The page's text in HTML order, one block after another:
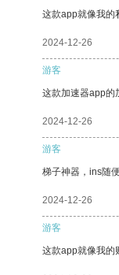
这款app就像我的
2024-12-26
游客
这款加速器app的
2024-12-26
游客
梯子神器，ins随
2024-12-26
游客
这款app就像我的